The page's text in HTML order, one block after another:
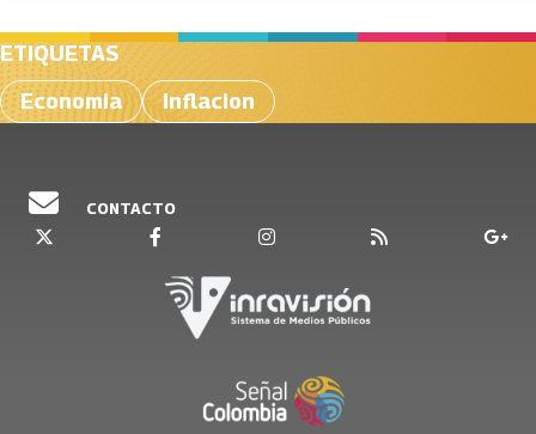
ETIQUETAS
Economia
Inflacion
CONTACTO